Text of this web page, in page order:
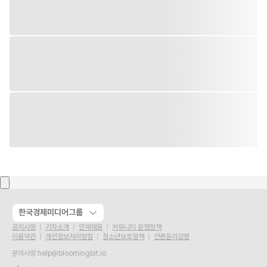
한국경제미디어그룹
공지사항 기자소개 인재채용
커뮤니티 운영정책
이용약관
개인정보처리방침 청소년보호정책
언론윤리강령
문의사항 help@bloomingbit.io